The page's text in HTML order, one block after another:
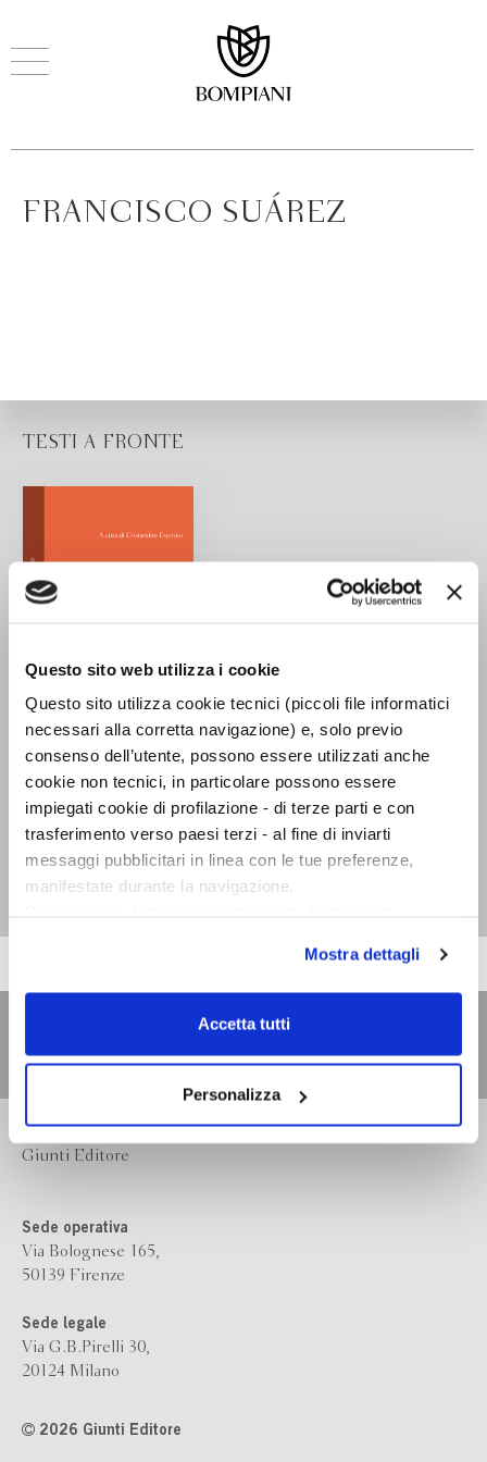
Questo sito web utilizza i cookie
Questo sito utilizza cookie tecnici (piccoli file informatici
necessari alla corretta navigazione) e, solo previo
consenso dell’utente, possono essere utilizzati anche
cookie non tecnici, in particolare possono essere
impiegati cookie di profilazione - di terze parti e con
trasferimento verso paesi terzi - al fine di inviarti
messaggi pubblicitari in linea con le tue preferenze,
manifestate durante la navigazione.
scelte privacy sui cookie, ti invitiamo a prendere visione
dell’informativa cookie.
Chiudendo il banner tramite la “X” prosegui la
dei soli cookie tecnici. Selezionando “Accetta tutti” presti
il tuo consenso alla profilazione che potrai revocare in
ogni momentoRevoca
Mostra dettagli
Accetta tutti
Personalizza
FRANCISCO SUÁREZ
TESTI A FRONTE
Disputazioni
metafisiche. Testo
latino a fronte
Francisco Suárez
Giunti Editore
Sede operativa
Via Bolognese 165,
50139 Firenze
Sede legale
Via G.B.Pirelli 30,
20124 Milano
2026 Giunti Editore